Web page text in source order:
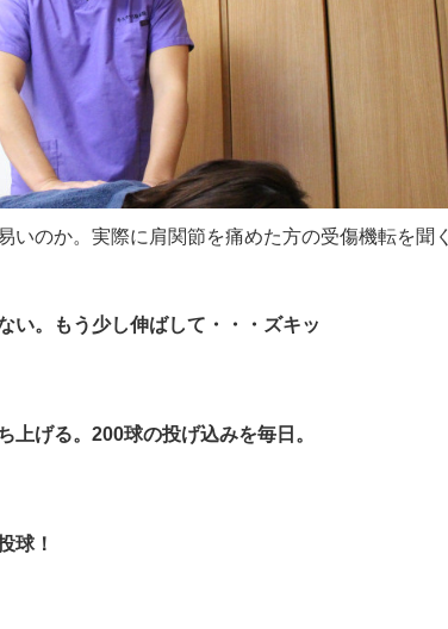
のか。実際に肩関節を痛めた方の受傷機転を聞く
。もう少し伸ばして・・・ズキッ
げる。200球の投げ込みを毎日。
球！